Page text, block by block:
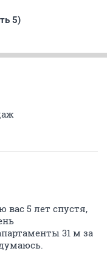
5)
вас 5 лет спустя,
31 м за